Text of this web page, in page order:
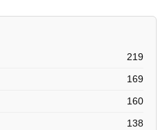
219
169
160
138